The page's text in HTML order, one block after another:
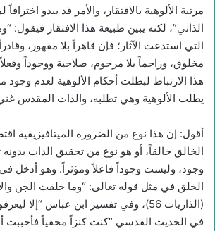
مرتبة الألوهية بالافتقار، والأمر قد يبدو
الذاتي”، لكنه يبين طبيعة هذا الافتقار فيقول:
التي استدعت الآثار؛ فإن قاهراً بلا مقهور،
مخلوق، وراحماً بلا مرحوم، صلاحية ووجوداً
هذا الارتباط لبطلت أحكام الألوهية لعدم وجود
يطلب الألوهية وهي تطلبه، والذات المقدس
أقول: إن هذا نوع من الضرورة الميتافيزيقية
الخالق خالقاً، أو هو نوع من تحقيق الذات بدونه
وجود، وليست وجوداً فاعلاً ومؤثراً. وهو أدخل
الخلق في مثل قوله تعالى: “وما خلقت الجن
(الذاريات 56)، وفي تفسير ابن عباس “إلا
في الحديث القدسي “كنت كنزاً مخفياً